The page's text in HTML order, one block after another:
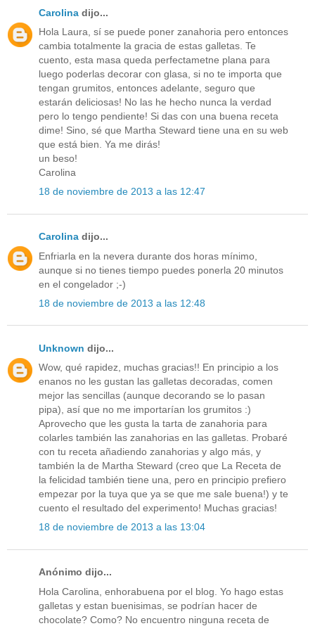
Carolina dijo...
Hola Laura, sí se puede poner zanahoria pero entonces
cambia totalmente la gracia de estas galletas. Te
cuento, esta masa queda perfectametne plana para
luego poderlas decorar con glasa, si no te importa que
tengan grumitos, entonces adelante, seguro que
estarán deliciosas! No las he hecho nunca la verdad
pero lo tengo pendiente! Si das con una buena receta
dime! Sino, sé que Martha Steward tiene una en su web
que está bien. Ya me dirás!
un beso!
Carolina
18 de noviembre de 2013 a las 12:47
Carolina dijo...
Enfriarla en la nevera durante dos horas mínimo,
aunque si no tienes tiempo puedes ponerla 20 minutos
en el congelador ;-)
18 de noviembre de 2013 a las 12:48
Unknown dijo...
Wow, qué rapidez, muchas gracias!! En principio a los
enanos no les gustan las galletas decoradas, comen
mejor las sencillas (aunque decorando se lo pasan
pipa), así que no me importarían los grumitos :)
Aprovecho que les gusta la tarta de zanahoria para
colarles también las zanahorias en las galletas. Probaré
con tu receta añadiendo zanahorias y algo más, y
también la de Martha Steward (creo que La Receta de
la felicidad también tiene una, pero en principio prefiero
empezar por la tuya que ya se que me sale buena!) y te
cuento el resultado del experimento! Muchas gracias!
18 de noviembre de 2013 a las 13:04
Anónimo dijo...
Hola Carolina, enhorabuena por el blog. Yo hago estas
galletas y estan buenisimas, se podrían hacer de
chocolate? Como? No encuentro ninguna receta de